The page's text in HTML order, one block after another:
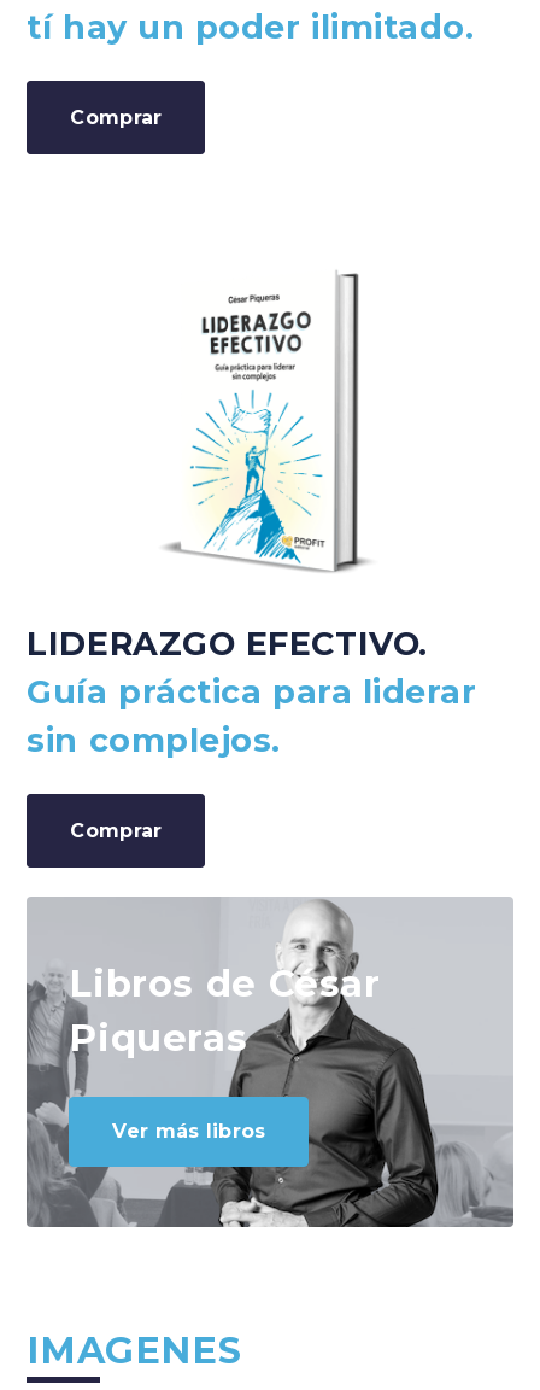
tí hay un poder ilimitado.
Comprar
LIDERAZGO EFECTIVO.
Guía práctica para liderar
sin complejos.
Comprar
Libros de César
Piqueras
Ver más libros
IMAGENES